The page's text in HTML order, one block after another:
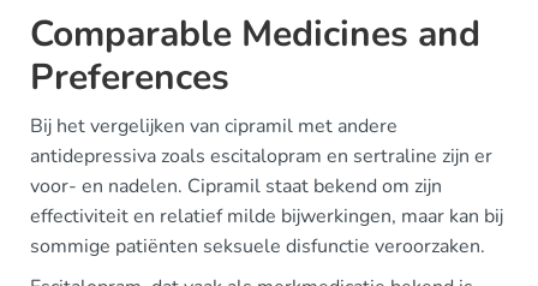
Comparable Medicines and
Preferences
Bij het vergelijken van cipramil met andere
antidepressiva zoals escitalopram en sertraline zijn er
voor- en nadelen. Cipramil staat bekend om zijn
effectiviteit en relatief milde bijwerkingen, maar kan bij
sommige patiënten seksuele disfunctie veroorzaken.